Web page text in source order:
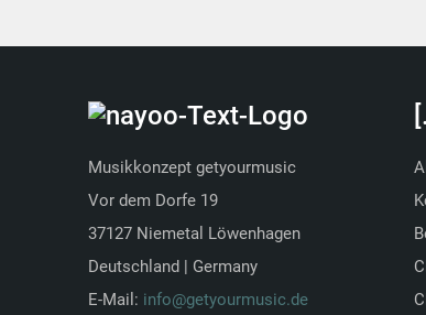
Musikkonzept getyourmusic
Vor dem Dorfe 19
37127 Niemetal Löwenhagen
Deutschland | Germany
E-Mail: info@getyourmusic.de